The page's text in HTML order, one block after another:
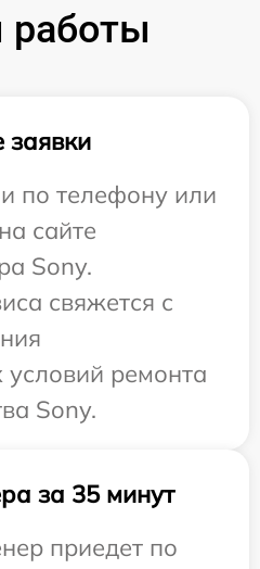
по телефону или
сайте
Sony.
свяжется с
ремонта
Sony.
за 35 минут
приедет по